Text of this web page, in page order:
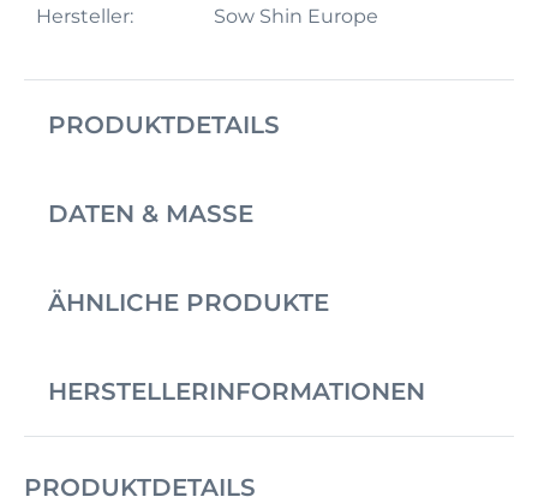
Hersteller:
Sow Shin Europe
PRODUKTDETAILS
DATEN & MASSE
ÄHNLICHE PRODUKTE
HERSTELLERINFORMATIONEN
PRODUKTDETAILS